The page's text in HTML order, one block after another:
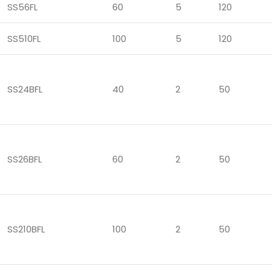
SS56FL 60 5 120
SS510FL 100 5 120
SS24BFL 40 2 50
SS26BFL 60 2 50
SS210BFL 100 2 50